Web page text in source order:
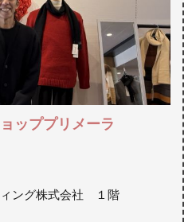
ッププリメーラ
グ株式会社 １階